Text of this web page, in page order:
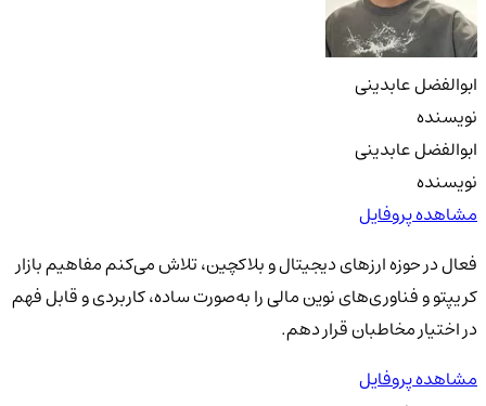
ابوالفضل عابدینی
نویسنده
ابوالفضل عابدینی
نویسنده
مشاهده پروفایل
فعال در حوزه ارزهای دیجیتال و بلاکچین، تلاش می‌کنم مفاهیم بازار
کریپتو و فناوری‌های نوین مالی را به‌صورت ساده، کاربردی و قابل فهم
در اختیار مخاطبان قرار دهم.
مشاهده پروفایل